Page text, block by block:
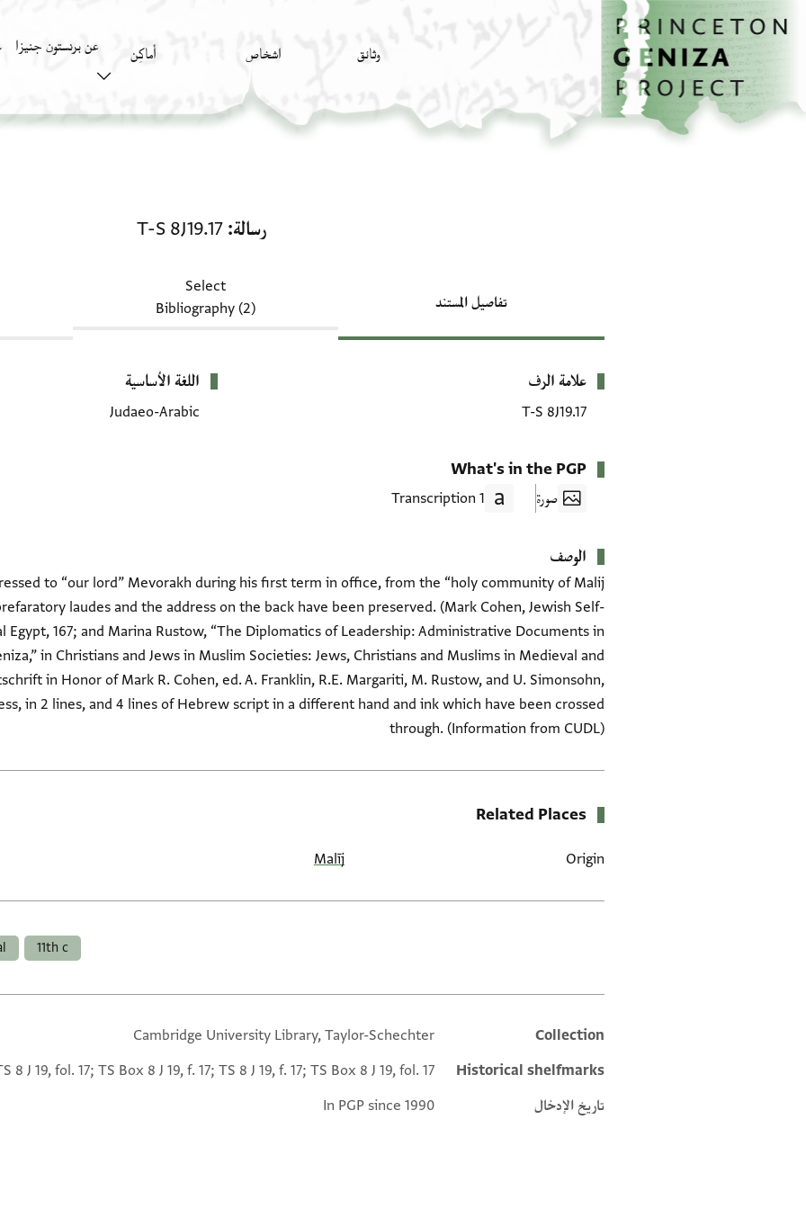
تخطي إلى المحتوى الرئيسي
الصفحة الرئيسية
وثائق اشخاص أَماكِن عن برنستون جنيزا
رسالة T-S 8J19.17
تفاصيل المستند
Select
Bibliography (2)
بيانات التعريف
علامة الرف
T-S 8J19.17
اللغة الأساسية
Judaeo-Arabic
What's in the PGP
صورة 1 Transcription
الوصف
to “our lord” Mevorakh during his first term in office, from the “holy community of Malij
laudes and the address on the back have been preserved. (Mark Cohen, Jewish Self-
Egypt, 167; and Marina Rustow, “The Diplomatics of Leadership: Administrative Documents in
in Christians and Jews in Muslim Societies: Jews, Christians and Muslims in Medieval and
in Honor of Mark R. Cohen, ed. A. Franklin, R.E. Margariti, M. Rustow, and U. Simonsohn,
in 2 lines, and 4 lines of Hebrew script in a different hand and ink which have been crossed
through. (Information from CUDL)
Related Places
Origin
Malīj
11th c
Additional metadata
Collection
Cambridge University Library, Taylor-Schechter
Historical shelfmarks
8 J 19, fol. 17; TS Box 8 J 19, f. 17; TS 8 J 19, f. 17; TS Box 8 J 19, fol. 17
تاريخ الإدخال
In PGP since 1990